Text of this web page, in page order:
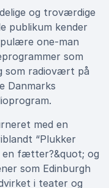
og troværdige
publikum kender
one-man
som
som radiovært på
Danmarks
med en
“Plukker
en fætter?&quot; og
som Edinburgh
i teater og